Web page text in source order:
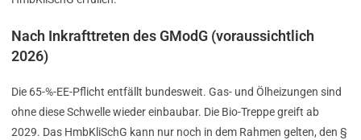
Nach Inkrafttreten des GModG (voraussichtlich
2026)
Die 65-%-EE-Pflicht entfällt bundesweit. Gas- und Ölheizungen sind
ohne diese Schwelle wieder einbaubar. Die Bio-Treppe greift ab
2029. Das HmbKliSchG kann nur noch in dem Rahmen gelten, den §